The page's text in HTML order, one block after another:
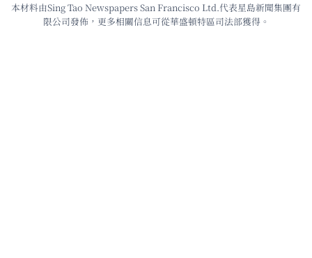
本材料由Sing Tao Newspapers San Francisco Ltd.代表星島新聞集團有
限公司發佈，更多相關信息可從華盛頓特區司法部獲得。